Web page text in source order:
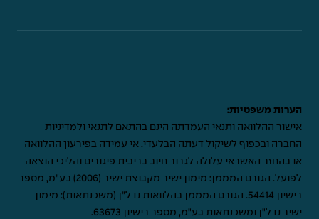
הערות משפטיות:
אישור ההלוואה ותנאי העמדתה הינם בהתאם לתנאי ולמדיניות
החברה ובכפוף לשיקול דעתה הבלעדי. אי עמידה בפירעון ההלוואה
או בהחזר האשראי עלולה לגרור חיוב בריבית פיגורים והליכי הוצאה
לפועל. הגורם המממן: מימון ישיר מקבוצת ישיר (2006) בע"מ, מספר
רישיון 54414. הגורם המממן בהלוואות נדל"ן (משכנתאות): מימון
ישיר נדל"ן ומשכנתאות בע"מ, מספר רישיון 63673.